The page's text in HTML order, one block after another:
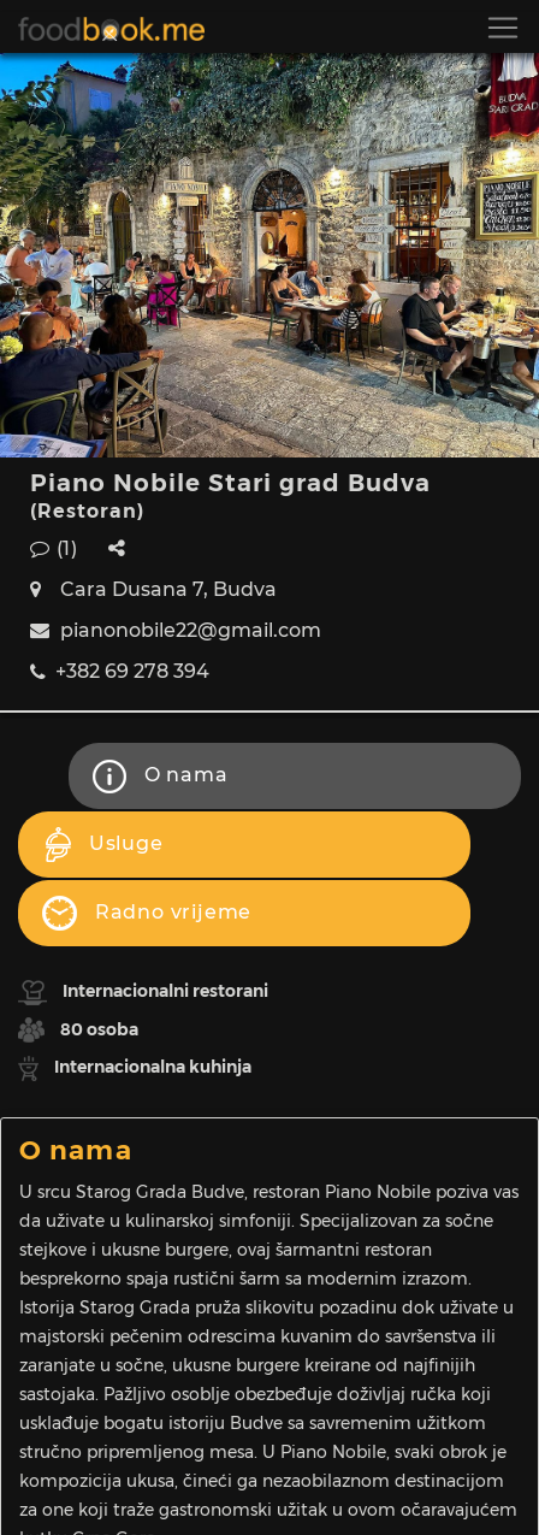
Piano Nobile Stari grad Budva
(Restoran)
(1)
Cara Dusana 7, Budva
pianonobile22@gmail.com
+382 69 278 394
O nama
Usluge
Radno vrijeme
Internacionalni restorani
80 osoba
Internacionalna kuhinja
O nama
U srcu Starog Grada Budve, restoran Piano Nobile poziva vas
da uživate u kulinarskoj simfoniji. Specijalizovan za sočne
stejkove i ukusne burgere, ovaj šarmantni restoran
besprekorno spaja rustični šarm sa modernim izrazom.
Istorija Starog Grada pruža slikovitu pozadinu dok uživate u
majstorski pečenim odrescima kuvanim do savršenstva ili
zaranjate u sočne, ukusne burgere kreirane od najfinijih
sastojaka. Pažljivo osoblje obezbeđuje doživljaj ručka koji
usklađuje bogatu istoriju Budve sa savremenim užitkom
stručno pripremljenog mesa. U Piano Nobile, svaki obrok je
kompozicija ukusa, čineći ga nezaobilaznom destinacijom
za one koji traže gastronomski užitak u ovom očaravajućem